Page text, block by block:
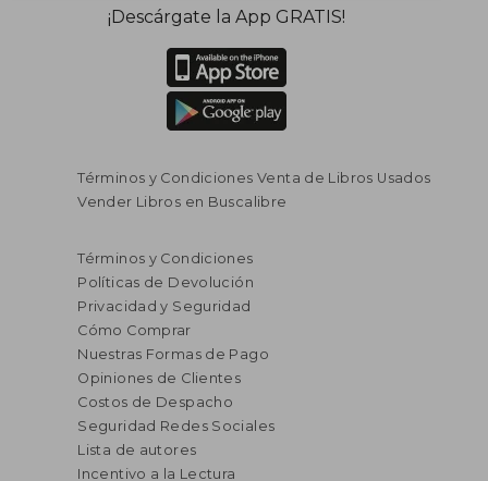
¡Descárgate la App GRATIS!
Términos y Condiciones Venta de Libros Usados
Vender Libros en Buscalibre
Términos y Condiciones
Políticas de Devolución
Privacidad y Seguridad
Cómo Comprar
Nuestras Formas de Pago
Opiniones de Clientes
Costos de Despacho
Seguridad Redes Sociales
Lista de autores
Incentivo a la Lectura